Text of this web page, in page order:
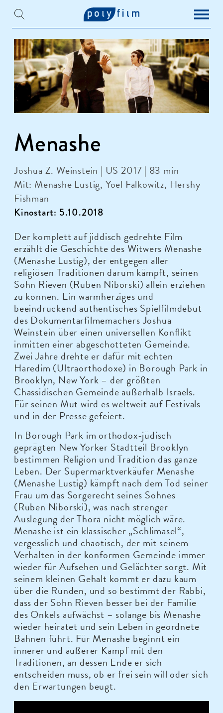
Menashe
Joshua Z. Weinstein | US 2017 | 83 min
Mit: Menashe Lustig, Yoel Falkowitz, Hershy
Fishman
Kinostart: 5.10.2018
Der komplett auf jiddisch gedrehte Film
erzählt die Geschichte des Witwers Menashe
(Menashe Lustig), der entgegen aller
religiösen Traditionen darum kämpft, seinen
Sohn Rieven (Ruben Niborski) allein erziehen
zu können. Ein warmherziges und
beeindruckend authentisches Spielfilmdebüt
des Dokumentarfilmemachers Joshua
Weinstein über einen universellen Konflikt
inmitten einer abgeschotteten Gemeinde.
Zwei Jahre drehte er dafür mit echten
Haredim (Ultraorthodoxe) in Borough Park in
Brooklyn, New York – der größten
Chassidischen Gemeinde außerhalb Israels.
Für seinen Mut wird es weltweit auf Festivals
und in der Presse gefeiert.
In Borough Park im orthodox-jüdisch
geprägten New Yorker Stadtteil Brooklyn
bestimmen Religion und Tradition das ganze
Leben. Der Supermarktverkäufer Menashe
(Menashe Lustig) kämpft nach dem Tod seiner
Frau um das Sorgerecht seines Sohnes
(Ruben Niborski), was nach strenger
Auslegung der Thora nicht möglich wäre.
Menashe ist ein klassischer „Schlimasel“,
vergesslich und chaotisch, der mit seinem
Verhalten in der konformen Gemeinde immer
wieder für Aufsehen und Gelächter sorgt. Mit
seinem kleinen Gehalt kommt er dazu kaum
über die Runden, und so bestimmt der Rabbi,
dass der Sohn Rieven besser bei der Familie
des Onkels aufwächst – solange bis Menashe
wieder heiratet und sein Leben in geordnete
Bahnen führt. Für Menashe beginnt ein
innerer und äußerer Kampf mit den
Traditionen, an dessen Ende er sich
entscheiden muss, ob er frei sein will oder sich
den Erwartungen beugt.